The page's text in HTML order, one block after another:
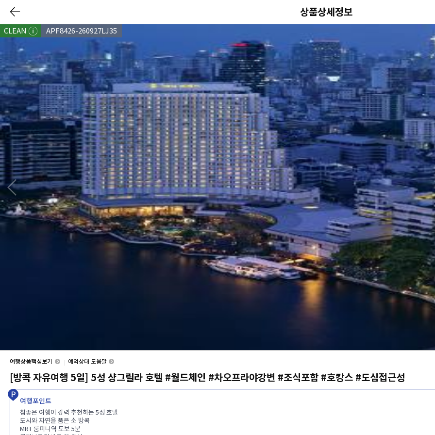
상품상세정보
다음
CLEAN APF8426-260927LJ35
여행상품핵심보기 예약상태 도움말
[방콕 자유여행 5일] 5성 샹그릴라 호텔 #월드체인 #차오프라야강변 #조식포함 #호캉스 #도심접근성
여행포인트
참좋은 여행이 강력 추천하는 5성 호텔
도시와 자연을 품은 소 방콕
MRT 룸피니역 도보 5분